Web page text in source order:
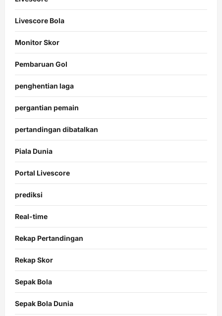
Livescore Bola
Monitor Skor
Pembaruan Gol
penghentian laga
pergantian pemain
pertandingan dibatalkan
Piala Dunia
Portal Livescore
prediksi
Real-time
Rekap Pertandingan
Rekap Skor
Sepak Bola
Sepak Bola Dunia